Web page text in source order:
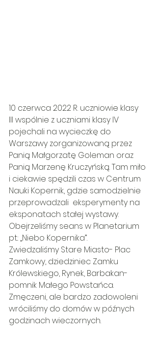
10 czerwca 2022 R. uczniowie klasy
III wspólnie z uczniami klasy IV
pojechali na wycieczkę do
Warszawy zorganizowaną przez
Panią Małgorzatę Goleman oraz
Panią Marzenę Kruczyńską. Tam miło
i ciekawie spędzili czas w Centrum
Nauki Kopernik, gdzie samodzielnie
przeprowadzali  eksperymenty na
eksponatach stałej wystawy.
Obejrzeliśmy seans w Planetarium
pt.: „Niebo Kopernika”.
Zwiedzaliśmy Stare Miasto- Plac
Zamkowy, dziedziniec Zamku
Królewskiego, Rynek, Barbakan-
pomnik Małego Powstańca.
Zmęczeni, ale bardzo zadowoleni
wróciliśmy do domów w późnych
godzinach wieczornych.